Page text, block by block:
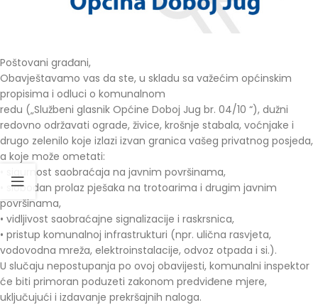
Poštovani građani,
Obavještavamo vas da ste, u skladu sa važećim općinskim
propisima i odluci o komunalnom
redu („Službeni glasnik Općine Doboj Jug br. 04/10 “), dužni
redovno održavati ograde, živice, krošnje stabala, voćnjake i
drugo zelenilo koje izlazi izvan granica vašeg privatnog posjeda,
a koje može ometati:
• sigurnost saobraćaja na javnim površinama,
• slobodan prolaz pješaka na trotoarima i drugim javnim
površinama,
• vidljivost saobraćajne signalizacije i raskrsnica,
• pristup komunalnoj infrastrukturi (npr. ulična rasvjeta,
vodovodna mreža, elektroinstalacije, odvoz otpada i si.).
U slučaju nepostupanja po ovoj obavijesti, komunalni inspektor
će biti primoran poduzeti zakonom predviđene mjere,
uključujući i izdavanje prekršajnih naloga.